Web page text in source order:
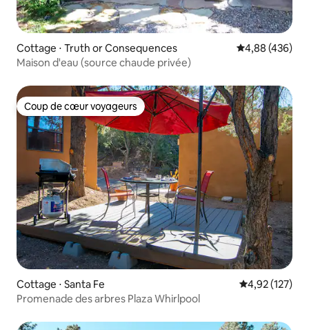
Cottage ⋅ Truth or Consequences Évaluation
4,88 (436)
Maison d'eau (source chaude privée)
Coup de cœur voyageurs
Coup de cœur voyageurs
Cottage ⋅ Santa Fe Évaluation
4,92 (127)
Promenade des arbres Plaza Whirlpool